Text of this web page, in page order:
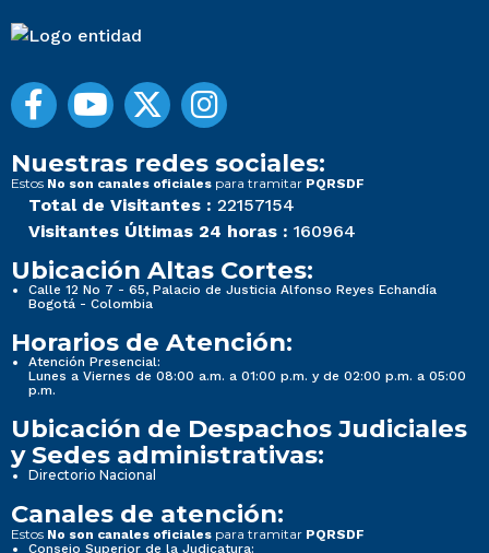
Nuestras redes sociales:
Estos No son canales oficiales para tramitar PQRSDF
Total de Visitantes : 22157154
Visitantes Últimas 24 horas : 160964
Ubicación Altas Cortes:
Calle 12 No 7 - 65, Palacio de Justicia Alfonso Reyes Echandía
Bogotá - Colombia
Horarios de Atención:
Atención Presencial:
Lunes a Viernes de 08:00 a.m. a 01:00 p.m. y de 02:00 p.m. a 05:00
p.m.
Ubicación de Despachos Judiciales
y Sedes administrativas:
Directorio Nacional
Canales de atención:
Estos No son canales oficiales para tramitar PQRSDF
Consejo Superior de la Judicatura: